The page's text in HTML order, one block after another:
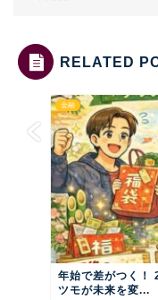
RELATED
金融
年始で差がつく！
ツモが未来を変...